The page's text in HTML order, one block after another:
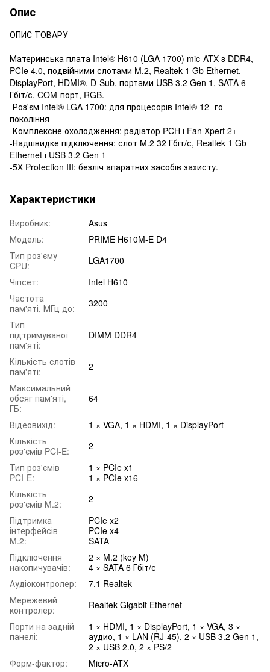
Опис
ОПИС ТОВАРУ
Материнська плата Intel® H610 (LGA 1700) mic-ATX з DDR4,
PCIe 4.0, подвійними слотами M.2, Realtek 1 Gb Ethernet,
DisplayPort, HDMI®, D-Sub, портами USB 3.2 Gen 1, SATA 6
Гбіт/с, COM-порт, RGB.
-Роз'єм Intel® LGA 1700: для процесорів Intel® 12 -го
покоління
-Комплексне охолодження: радіатор PCH і Fan Xpert 2+
-Надшвидке підключення: слот M.2 32 Гбіт/с, Realtek 1 Gb
Ethernet і USB 3.2 Gen 1
-5X Protection III: безліч апаратних засобів захисту.
Характеристики
Виробник:
Asus
Модель:
PRIME H610M-E D4
Тип роз'єму
CPU:
LGA1700
Чіпсет:
Intel H610
Частота
пам'яті, МГц до:
3200
Тип
підтримуваної
пам'яті:
DIMM DDR4
Кількість слотів
пам'яті:
2
Максимальний
обсяг пам'яті,
ГБ:
64
Відеовихід:
1 × VGA, 1 × HDMI, 1 × DisplayPort
Кількість
роз'ємів PCI-E:
2
Тип роз'ємів
PCI-E:
1 × PCIe x1
1 × PCIe x16
Кількість
роз'ємів M.2:
2
Підтримка
інтерфейсів
M.2:
PCIe x2
PCIe x4
SATA
Підключення
накопичувачів:
2 × M.2 (key M)
4 × SATA 6 Гбіт/с
Аудіоконтролер:
7.1 Realtek
Мережевий
контролер:
Realtek Gigabit Ethernet
Порти на задній
панелі:
1 × HDMI, 1 × DisplayPort, 1 × VGA, 3 ×
аудио, 1 × LAN (RJ-45), 2 × USB 3.2 Gen 1,
2 × USB 2.0, 2 × PS/2
Форм-фактор:
Micro-ATX